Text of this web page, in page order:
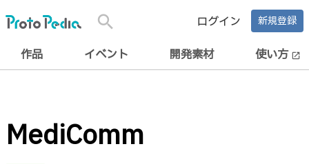
search ログイン 新規登録
作品 イベント 開発素材 使い方 open_in_new
MediComm